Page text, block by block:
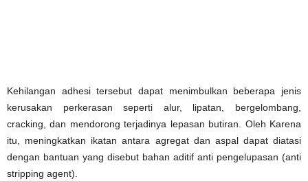
Kehilangan adhesi tersebut dapat menimbulkan beberapa jenis
kerusakan perkerasan seperti alur, lipatan, bergelombang,
cracking, dan mendorong terjadinya lepasan butiran. Oleh Karena
itu, meningkatkan ikatan antara agregat dan aspal dapat diatasi
dengan bantuan yang disebut bahan aditif anti pengelupasan (anti
stripping agent).